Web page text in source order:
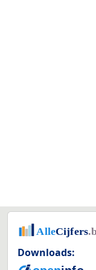
Downloads: